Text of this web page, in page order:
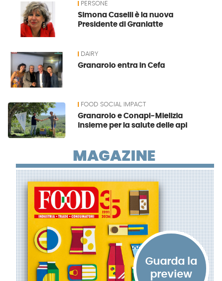
PERSONE
Simona Caselli è la nuova
Presidente di Granlatte
DAIRY
Granarolo entra in Cefa
FOOD SOCIAL IMPACT
Granarolo e Conapi-Mielizia
insieme per la salute delle api
MAGAZINE